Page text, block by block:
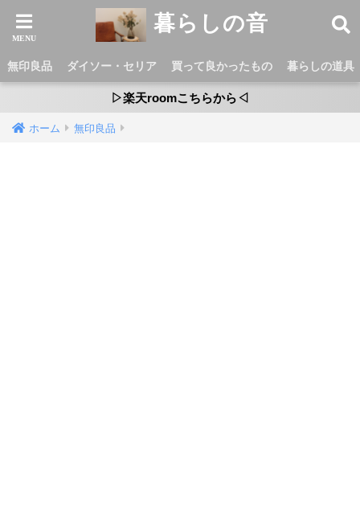
暮らしの音
無印良品 ダイソー・セリア 買って良かったもの 暮らしの道具
▷楽天roomこちらから◁
ホーム 無印良品